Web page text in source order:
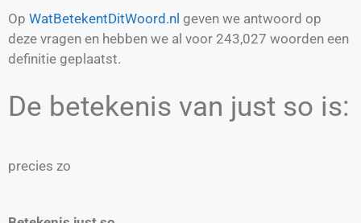
Op WatBetekentDitWoord.nl geven we antwoord op
deze vragen en hebben we al voor 243,027 woorden een
definitie geplaatst.
De betekenis van just so is:
precies zo